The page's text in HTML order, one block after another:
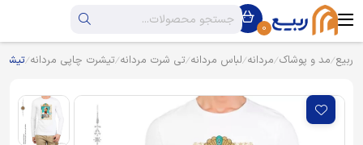
0
ربیع مد و پوشاک مردانه لباس مردانه تی شرت مردانه تیشرت چاپی مردانه